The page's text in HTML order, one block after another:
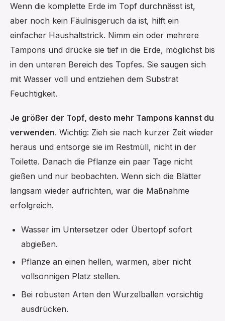
Wenn die komplette Erde im Topf durchnässt ist,
aber noch kein Fäulnisgeruch da ist, hilft ein
einfacher Haushaltstrick. Nimm ein oder mehrere
Tampons und drücke sie tief in die Erde, möglichst bis
in den unteren Bereich des Topfes. Sie saugen sich
mit Wasser voll und entziehen dem Substrat
Feuchtigkeit.
Je größer der Topf, desto mehr Tampons kannst du
verwenden. Wichtig: Zieh sie nach kurzer Zeit wieder
heraus und entsorge sie im Restmüll, nicht in der
Toilette. Danach die Pflanze ein paar Tage nicht
gießen und nur beobachten. Wenn sich die Blätter
langsam wieder aufrichten, war die Maßnahme
erfolgreich.
Wasser im Untersetzer oder Übertopf sofort
abgießen.
Pflanze an einen hellen, warmen, aber nicht
vollsonnigen Platz stellen.
Bei robusten Arten den Wurzelballen vorsichtig
ausdrücken.